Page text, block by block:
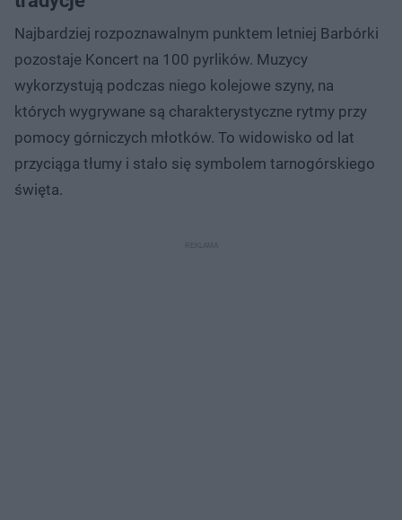
Najbardziej rozpoznawalnym punktem letniej Barbórki
pozostaje Koncert na 100 pyrlików. Muzycy
wykorzystują podczas niego kolejowe szyny, na
których wygrywane są charakterystyczne rytmy przy
pomocy górniczych młotków. To widowisko od lat
przyciąga tłumy i stało się symbolem tarnogórskiego
święta.